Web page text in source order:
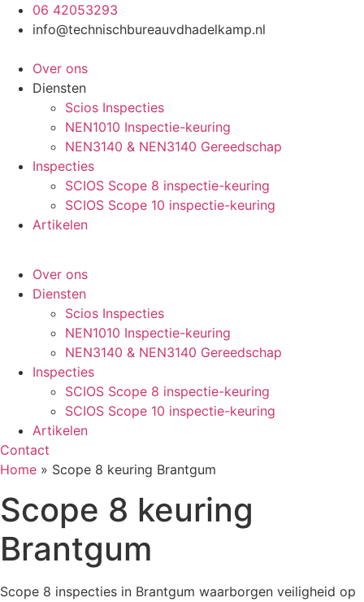
naar
inhoud
06 42053293
info@technischbureauvdhadelkamp.nl
Over ons
Diensten
Scios Inspecties
NEN1010 Inspectie-keuring
NEN3140 & NEN3140 Gereedschap
Inspecties
SCIOS Scope 8 inspectie-keuring
SCIOS Scope 10 inspectie-keuring
Artikelen
Over ons
Diensten
Scios Inspecties
NEN1010 Inspectie-keuring
NEN3140 & NEN3140 Gereedschap
Inspecties
SCIOS Scope 8 inspectie-keuring
SCIOS Scope 10 inspectie-keuring
Artikelen
Contact
Home » Scope 8 keuring Brantgum
Scope 8 keuring
Brantgum
Scope 8 inspecties in Brantgum waarborgen veiligheid op